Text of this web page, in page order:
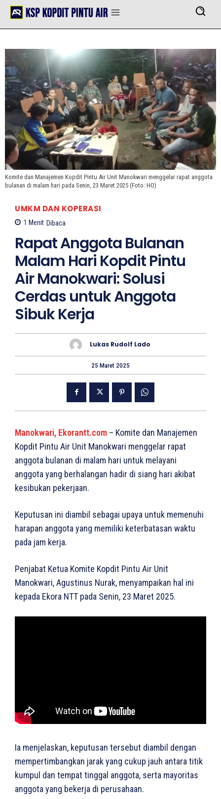
Komite dan Manajemen Kopdit Pintu Air Unit Manokwari menggelar rapat anggota
bulanan di malam hari pada Senin, 23 Maret 2025 (Foto: HO)
UMKM DAN KOPERASI
1 Menit Dibaca
Rapat Anggota Bulanan
Malam Hari Kopdit Pintu
Air Manokwari: Solusi
Cerdas untuk Anggota
Sibuk Kerja
Lukas Rudolf Lado
25 Maret 2025
Manokwari, Ekorantt.com – Komite dan Manajemen
Kopdit Pintu Air Unit Manokwari menggelar rapat
anggota bulanan di malam hari untuk melayani
anggota yang berhalangan hadir di siang hari akibat
kesibukan pekerjaan.
Keputusan ini diambil sebagai upaya untuk memenuhi
harapan anggota yang memiliki keterbatasan waktu
pada jam kerja.
Penjabat Ketua Komite Kopdit Pintu Air Unit
Manokwari, Agustinus Nurak, menyampaikan hal ini
kepada Ekora NTT pada Senin, 23 Maret 2025.
Ia menjelaskan, keputusan tersebut diambil dengan
mempertimbangkan jarak yang cukup jauh antara titik
kumpul dan tempat tinggal anggota, serta mayoritas
anggota yang bekerja di perusahaan.